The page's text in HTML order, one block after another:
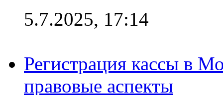
5.7.2025, 17:14
Регистрация кассы в
правовые аспекты